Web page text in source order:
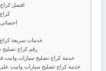
افضل
خدمات سريعة
رقم كراج تصليح
خدمة كراج تصليح سيارات وانيت في
خدمة كراج تصليح سيارات وانيت